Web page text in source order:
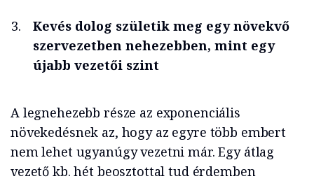
Kevés dolog születik meg egy növekvő
szervezetben nehezebben, mint egy
újabb vezetői szint
A legnehezebb része az exponenciális
növekedésnek az, hogy az egyre több embert
nem lehet ugyanúgy vezetni már. Egy átlag
vezető kb. hét beosztottal tud érdemben